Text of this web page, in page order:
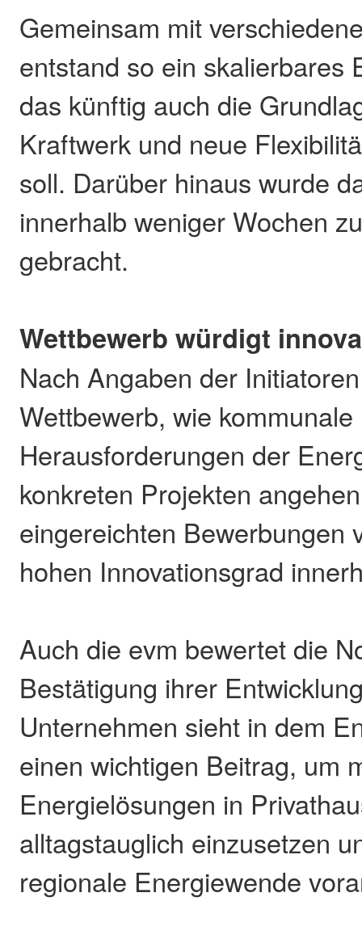
Gemeinsam mit
entstand so ein skalierbares
das künftig auch die
Kraftwerk und neue
soll. Darüber hinaus wurde
innerhalb weniger Wochen
gebracht.
Wettbewerb würdigt
Nach Angaben der
Wettbewerb, wie
Herausforderungen der
konkreten Projekten
eingereichten Bewerbungen
hohen Innovationsgrad
Auch die evm bewertet die
Bestätigung ihrer
Unternehmen sieht in dem
einen wichtigen Beitrag, um
Energielösungen in
alltagstauglich einzusetzen
regionale Energiewende